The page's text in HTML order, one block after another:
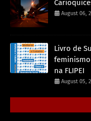
August 06,
Livro de
na FLIPEI
August 05,